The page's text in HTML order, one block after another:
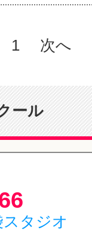
1 次へ
ール
スタジオ